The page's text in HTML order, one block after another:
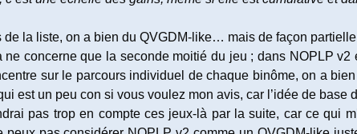
de la liste, on a bien du QVGDM-like… mais de façon
ne concerne que la seconde moitié du jeu ; dans NOPLP v2
sur le parcours individuel de chaque binôme, on a
est un peu con si vous voulez mon avis, car l’idée de
pas trop en compte ces jeux-là par la suite, car ce qui